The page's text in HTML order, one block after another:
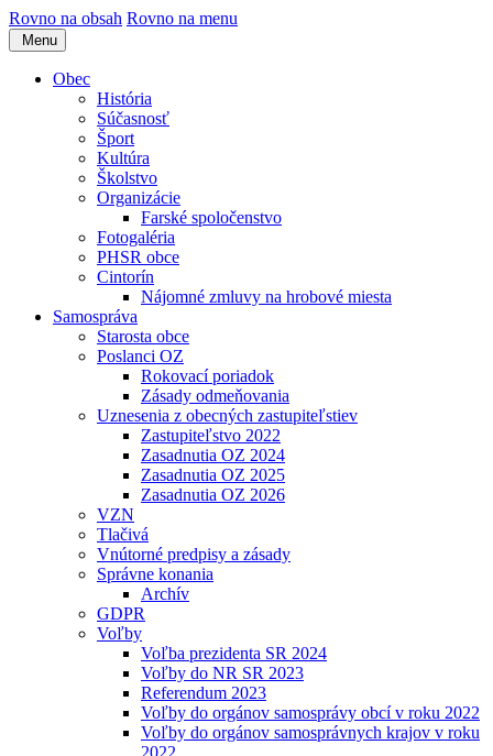
Rovno na obsah Rovno na menu
Menu
Obec
História
Súčasnosť
Šport
Kultúra
Školstvo
Organizácie
Farské spoločenstvo
Fotogaléria
PHSR obce
Cintorín
Nájomné zmluvy na hrobové miesta
Samospráva
Starosta obce
Poslanci OZ
Rokovací poriadok
Zásady odmeňovania
Uznesenia z obecných zastupiteľstiev
Zastupiteľstvo 2022
Zasadnutia OZ 2024
Zasadnutia OZ 2025
Zasadnutia OZ 2026
VZN
Tlačivá
Vnútorné predpisy a zásady
Správne konania
Archív
GDPR
Voľby
Voľba prezidenta SR 2024
Voľby do NR SR 2023
Referendum 2023
Voľby do orgánov samosprávy obcí v roku 2022
Voľby do orgánov samosprávnych krajov v roku
2022